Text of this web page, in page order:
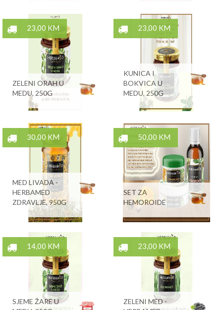
23,00 KM
ZELENI ORAH U
MEDU, 250G
23,00 KM
KUNICA I
BOKVICA U
MEDU, 250G
30,00 KM
MED LIVADA -
HERBAMED
ZDRAVLJE, 950G
50,00 KM
SET ZA
HEMOROIDE
14,00 KM
SJEME ŽARE U
23,00 KM
ZELENI MED -